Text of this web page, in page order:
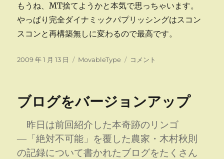
もうね、MT捨てようかと本気で思っちゃいます。
やっぱり完全ダイナミックパプリッシングはスコン
スコンと再構築無しに変わるので最高です。
投
2009 年 1 月 13 日
カ
ー
MovableType
WordPress
タ
入
し
て
み
コメント
ブログをバージョンアップ
昨日は前回紹介した本奇跡のリンゴ
―「絶対不可能」を覆した農家・木村秋則
の記録について書かれたブログをたくさん